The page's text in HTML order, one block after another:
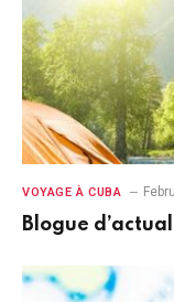
VOYAGE À CUBA
Blogue